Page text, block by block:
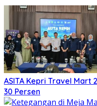
ASITA Kepri Travel Mart
30 Persen